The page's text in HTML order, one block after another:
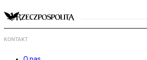
KONTAKT